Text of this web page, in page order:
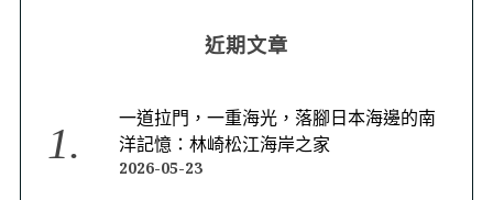
近期文章
一道拉門，一重海光，落腳日本海邊的南
洋記憶：林崎松江海岸之家
2026-05-23